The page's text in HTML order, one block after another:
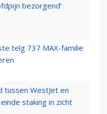
bezorgend’
telg 737 MAX-familie
tussen WestJet en
staking in zicht